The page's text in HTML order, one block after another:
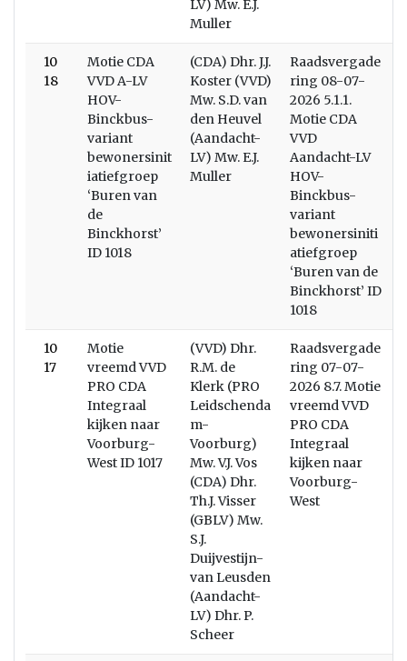
LV) Mw. E.J.
Muller
10
18
Motie CDA
VVD A-LV
HOV-
Binckbus-
variant
bewonersinit
iatiefgroep
‘Buren van
de
Binckhorst’
ID 1018
(CDA) Dhr. J.J.
Koster (VVD)
Mw. S.D. van
den Heuvel
(Aandacht-
LV) Mw. E.J.
Muller
Raadsvergade
ring 08-07-
2026 5.1.1.
Motie CDA
VVD
Aandacht-LV
HOV-
Binckbus-
variant
bewonersiniti
atiefgroep
‘Buren van de
Binckhorst’ ID
1018
10
17
Motie
vreemd VVD
PRO CDA
Integraal
kijken naar
Voorburg-
West ID 1017
(VVD) Dhr.
R.M. de
Klerk (PRO
Leidschenda
m-
Voorburg)
Mw. V.J. Vos
(CDA) Dhr.
Th.J. Visser
(GBLV) Mw.
S.J.
Duijvestijn-
van Leusden
(Aandacht-
LV) Dhr. P.
Scheer
Raadsvergade
ring 07-07-
2026 8.7. Motie
vreemd VVD
PRO CDA
Integraal
kijken naar
Voorburg-
West